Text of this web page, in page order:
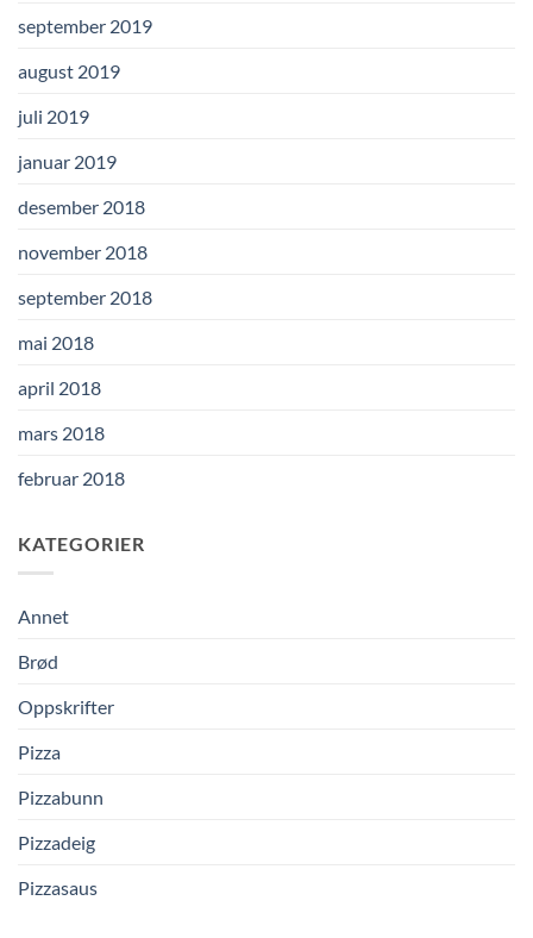
september 2019
august 2019
juli 2019
januar 2019
desember 2018
november 2018
september 2018
mai 2018
april 2018
mars 2018
februar 2018
KATEGORIER
Annet
Brød
Oppskrifter
Pizza
Pizzabunn
Pizzadeig
Pizzasaus